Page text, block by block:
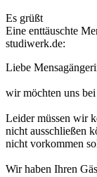
Es grüßt
Eine enttäuschte
studiwerk.de:
Liebe
wir möchten uns
Leider müssen wir
nicht ausschließen
nicht vorkommen
Wir haben Ihren